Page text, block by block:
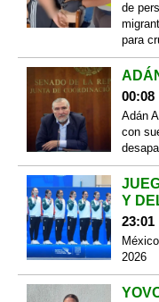
de
para
00:08
Adán
con
Y
23:01
2026